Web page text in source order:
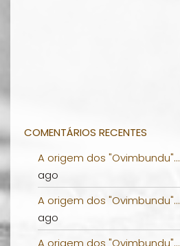
COMENTÁRIOS RECENTES
A origem dos "Ovimbundu"...
ago
A origem dos "Ovimbundu"...
ago
A origem dos "Ovimbundu"...